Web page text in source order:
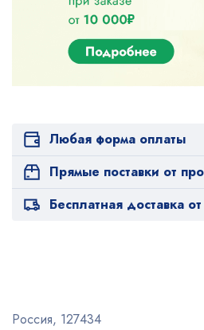
Любая форма оплаты
Прямые поставки от
Бесплатная доставка
Россия, 127434